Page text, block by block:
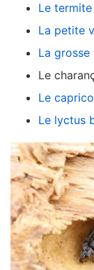
Le
La petite
La
Le
Le
Le lyctus